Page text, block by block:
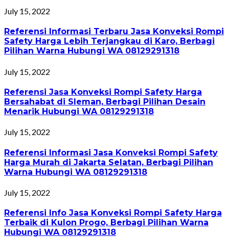
July 15, 2022
Referensi Informasi Terbaru Jasa Konveksi Rompi
Safety Harga Lebih Terjangkau di Karo, Berbagi
Pilihan Warna Hubungi WA 08129291318
July 15, 2022
Referensi Jasa Konveksi Rompi Safety Harga
Bersahabat di Sleman, Berbagi Pilihan Desain
Menarik Hubungi WA 08129291318
July 15, 2022
Referensi Informasi Jasa Konveksi Rompi Safety
Harga Murah di Jakarta Selatan, Berbagi Pilihan
Warna Hubungi WA 08129291318
July 15, 2022
Referensi Info Jasa Konveksi Rompi Safety Harga
Terbaik di Kulon Progo, Berbagi Pilihan Warna
Hubungi WA 08129291318